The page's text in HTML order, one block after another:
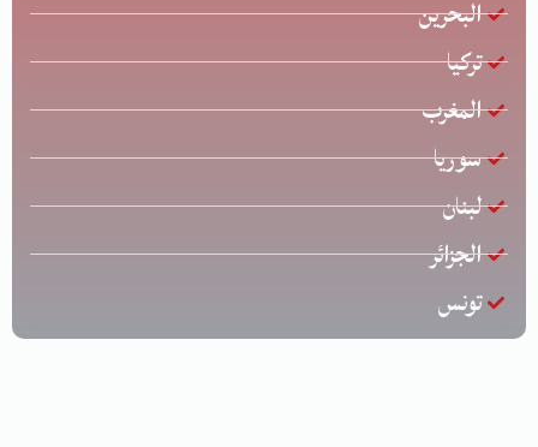
البحرين
تركيا
المغرب
سوريا
لبنان
الجزائر
تونس